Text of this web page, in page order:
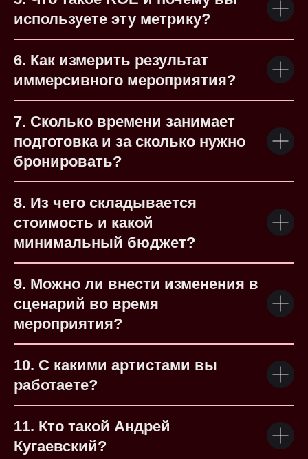
используете эту метрику?
6. Как измерить результат
иммерсивного мероприятия?
7. Сколько времени занимает
подготовка и за сколько нужно
бронировать?
8. Из чего складывается
стоимость и какой
минимальный бюджет?
9. Можно ли внести изменения в
сценарий во время
мероприятия?
10. С какими артистами вы
работаете?
11. Кто такой Андрей
Кугаевский?